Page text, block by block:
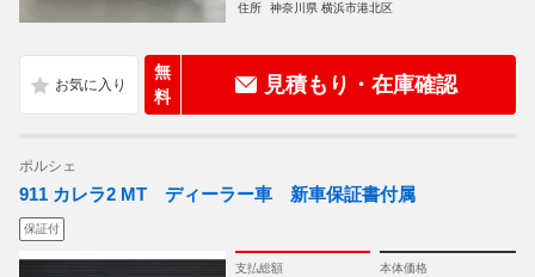
住所
神奈川県 横浜市港北区
無
料
見積もり・在庫確認
ポルシェ
911 カレラ2 MT ディーラー車 新車保証書付属
保証付
支払総額 本体価格